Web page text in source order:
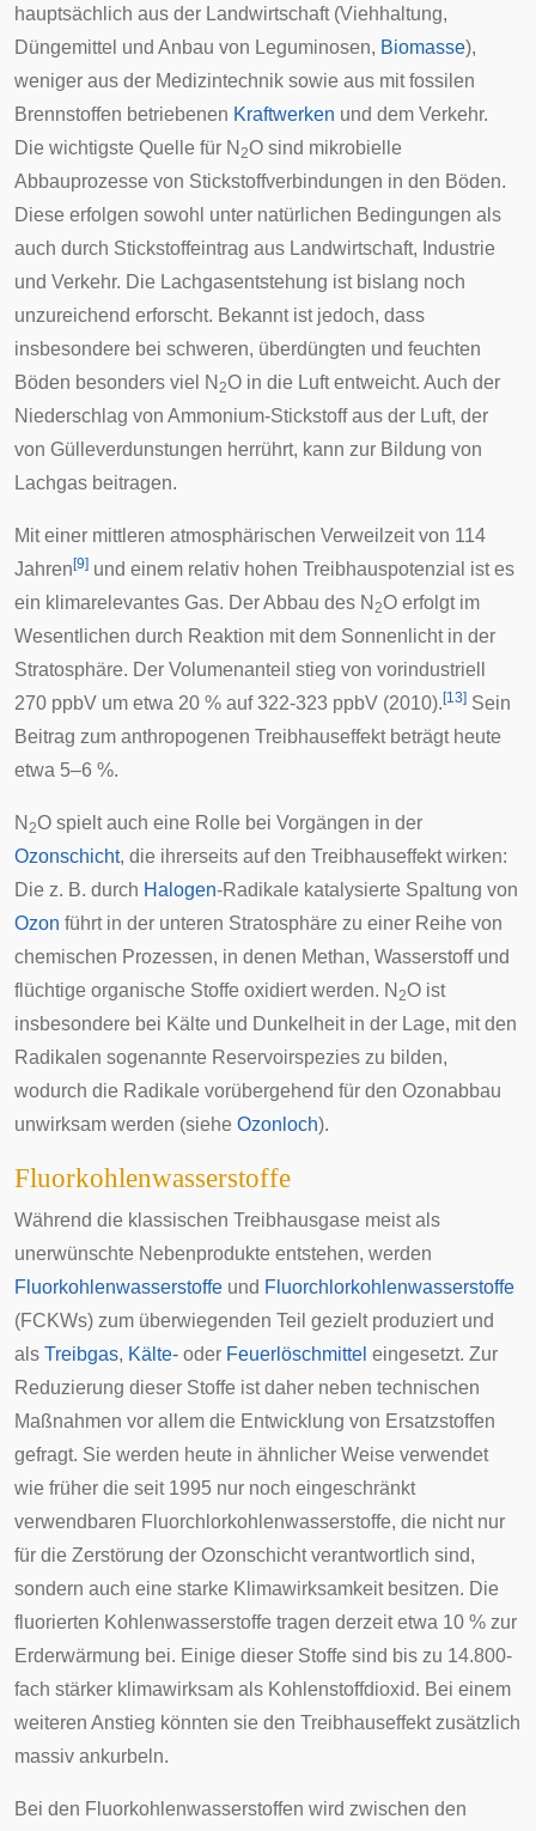
hauptsächlich aus der Landwirtschaft (Viehhaltung,
Düngemittel und Anbau von Leguminosen, Biomasse),
weniger aus der Medizintechnik sowie aus mit fossilen
Brennstoffen betriebenen Kraftwerken und dem Verkehr.
Die wichtigste Quelle für N 2O sind mikrobielle
Abbauprozesse von Stickstoffverbindungen in den Böden.
Diese erfolgen sowohl unter natürlichen Bedingungen als
auch durch Stickstoffeintrag aus Landwirtschaft, Industrie
und Verkehr. Die Lachgasentstehung ist bislang noch
unzureichend erforscht. Bekannt ist jedoch, dass
insbesondere bei schweren, überdüngten und feuchten
Böden besonders viel N 2O in die Luft entweicht. Auch der
Niederschlag von Ammonium-Stickstoff aus der Luft, der
von Gülleverdunstungen herrührt, kann zur Bildung von
Lachgas beitragen.
Mit einer mittleren atmosphärischen Verweilzeit von 114
Jahren [9] und einem relativ hohen Treibhauspotenzial ist es
ein klimarelevantes Gas. Der Abbau des N 2O erfolgt im
Wesentlichen durch Reaktion mit dem Sonnenlicht in der
Stratosphäre. Der Volumenanteil stieg von vorindustriell
270 ppbV um etwa 20 % auf 322-323 ppbV (2010). [13] Sein
Beitrag zum anthropogenen Treibhauseffekt beträgt heute
etwa 5–6 %.
N 2O spielt auch eine Rolle bei Vorgängen in der
Ozonschicht, die ihrerseits auf den Treibhauseffekt wirken:
Die z. B. durch Halogen-Radikale katalysierte Spaltung von
Ozon führt in der unteren Stratosphäre zu einer Reihe von
chemischen Prozessen, in denen Methan, Wasserstoff und
flüchtige organische Stoffe oxidiert werden. N 2O ist
insbesondere bei Kälte und Dunkelheit in der Lage, mit den
Radikalen sogenannte Reservoirspezies zu bilden,
wodurch die Radikale vorübergehend für den Ozonabbau
unwirksam werden (siehe Ozonloch).
Fluorkohlenwasserstoffe
Während die klassischen Treibhausgase meist als
unerwünschte Nebenprodukte entstehen, werden
Fluorkohlenwasserstoffe und Fluorchlorkohlenwasserstoffe
(FCKWs) zum überwiegenden Teil gezielt produziert und
als Treibgas, Kälte- oder Feuerlöschmittel eingesetzt. Zur
Reduzierung dieser Stoffe ist daher neben technischen
Maßnahmen vor allem die Entwicklung von Ersatzstoffen
gefragt. Sie werden heute in ähnlicher Weise verwendet
wie früher die seit 1995 nur noch eingeschränkt
verwendbaren Fluorchlorkohlenwasserstoffe, die nicht nur
für die Zerstörung der Ozonschicht verantwortlich sind,
sondern auch eine starke Klimawirksamkeit besitzen. Die
fluorierten Kohlenwasserstoffe tragen derzeit etwa 10 % zur
Erderwärmung bei. Einige dieser Stoffe sind bis zu 14.800-
fach stärker klimawirksam als Kohlenstoffdioxid. Bei einem
weiteren Anstieg könnten sie den Treibhauseffekt zusätzlich
massiv ankurbeln.
Bei den Fluorkohlenwasserstoffen wird zwischen den